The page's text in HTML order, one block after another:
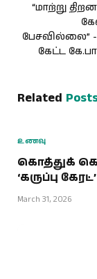
“மாற்று
பேசவில்லை”
கேட்ட
Related
உணவு
கொத்துக்
‘கருப்பு
March 31, 2026